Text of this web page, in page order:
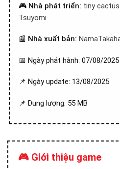
🎮 Nhà phát triển: tiny
Tsuyomi
📰 Nhà xuất bản:
📅 Ngày phát hành: 07/08/2025
📌 Ngày update: 13/08/2025
📌 Dung lượng: 55 MB
🎮 Giới thiệu game